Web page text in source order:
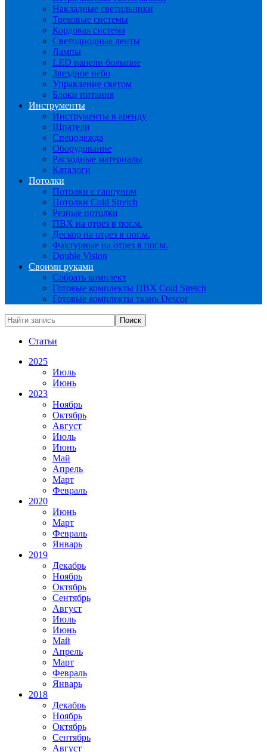
Накладные светильники
Трековые системы
Кордовая система
Светодиодные ленты
Лампы
LED панели большие
Звездное небо
Управление светом
Блоки питания
Инструменты
Инструменты в аренду
Шпатели
Спецодежда
Оборудование
Расходные материалы
Каталоги
Потолки
Потолки с гарпуном
Потолки Cold Stretch
Резные потолки
ПВХ на отрез в пог.м.
Дескор на отрез в пог.м.
Фактурные на отрез в пог.м.
Double Vision
Своими руками
Собрать комплект
Готовые комплекты ПВХ Cold Stretch
Готовые комплекты ткань Descor
Статьи
2025
Июль
Июнь
2023
Ноябрь
Октябрь
Август
Июль
Июнь
Май
Апрель
Март
Февраль
2020
Июнь
Март
Февраль
Январь
2019
Декабрь
Ноябрь
Октябрь
Сентябрь
Август
Июль
Июнь
Май
Апрель
Март
Февраль
Январь
2018
Декабрь
Ноябрь
Октябрь
Сентябрь
Август